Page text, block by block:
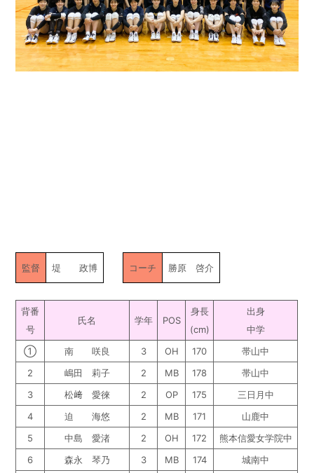
監督 堤 政博 コーチ 勝原 啓介
背番
号
氏名 学年 POS
身長
(cm)
出身
中学
①
南 咲良 3 OH 170
帯山中
2
嶋田 莉子 2 MB 178
帯山中
3
松﨑 愛徠 2 OP 175
三日月中
4
迫 海悠 2 MB 171
山鹿中
5
中島 愛渚 2 OH 172
熊本信愛女学院中
6
森永 琴乃 3 MB 174
城南中